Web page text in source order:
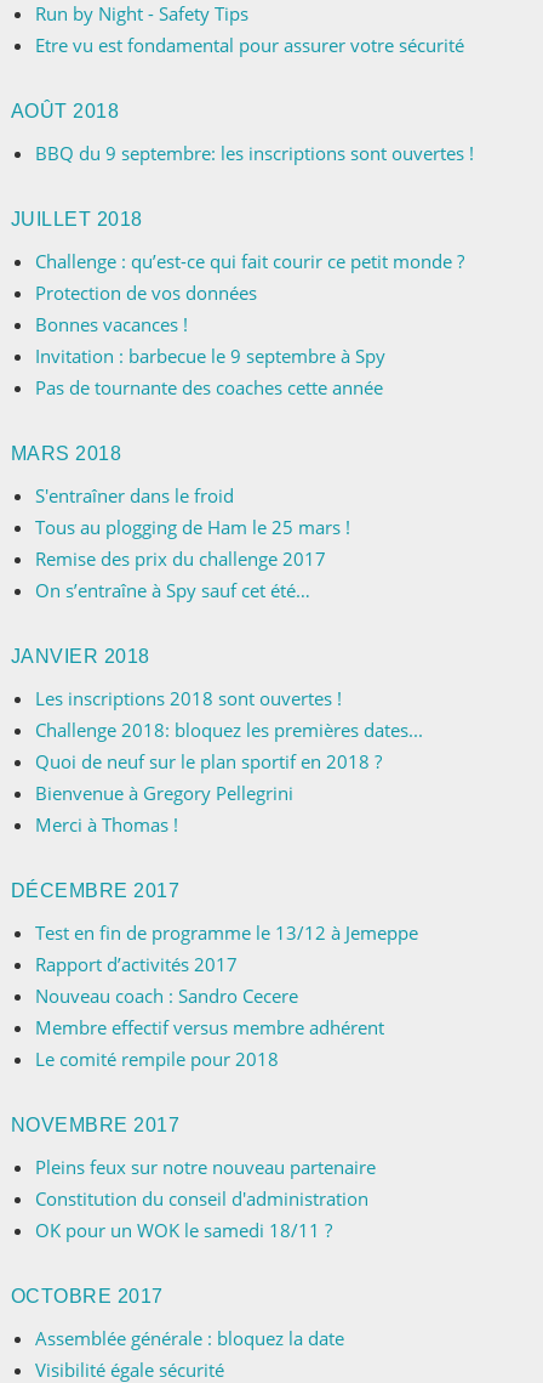
Run by Night - Safety Tips
Etre vu est fondamental pour assurer votre sécurité
AOÛT 2018
BBQ du 9 septembre: les inscriptions sont ouvertes !
JUILLET 2018
Challenge : qu’est-ce qui fait courir ce petit monde ?
Protection de vos données
Bonnes vacances !
Invitation : barbecue le 9 septembre à Spy
Pas de tournante des coaches cette année
MARS 2018
S'entraîner dans le froid
Tous au plogging de Ham le 25 mars !
Remise des prix du challenge 2017
On s’entraîne à Spy sauf cet été…
JANVIER 2018
Les inscriptions 2018 sont ouvertes !
Challenge 2018: bloquez les premières dates...
Quoi de neuf sur le plan sportif en 2018 ?
Bienvenue à Gregory Pellegrini
Merci à Thomas !
DÉCEMBRE 2017
Test en fin de programme le 13/12 à Jemeppe
Rapport d’activités 2017
Nouveau coach : Sandro Cecere
Membre effectif versus membre adhérent
Le comité rempile pour 2018
NOVEMBRE 2017
Pleins feux sur notre nouveau partenaire
Constitution du conseil d'administration
OK pour un WOK le samedi 18/11 ?
OCTOBRE 2017
Assemblée générale : bloquez la date
Visibilité égale sécurité